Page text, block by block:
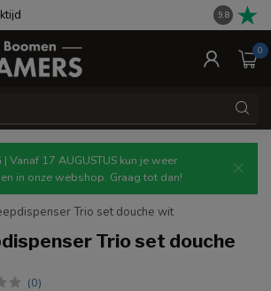
Gratis
9.8
0
| Vanaf 17 AUGUSTUS kun je weer
in onze webshop. Graag tot dan!
Trio set douche wit
Trio set douche
(0)